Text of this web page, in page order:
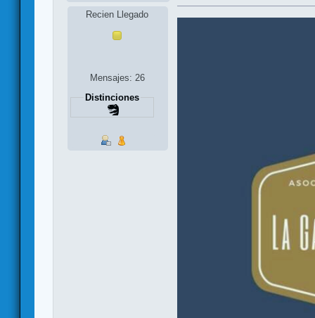
Recien Llegado
Mensajes: 26
Distinciones